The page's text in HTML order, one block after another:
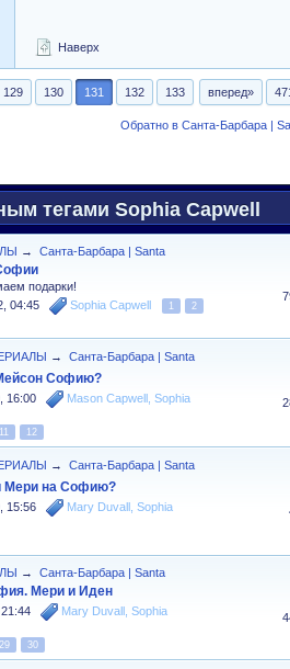
Наверх
129 130 131 132 133 вперед»
Обратно в Санта-Барбара |
тегами Sophia Capwell
→
Санта-Барбара | Santa
подарки!
04:45 Sophia Capwell 1
2
→
Санта-Барбара | Santa
Софию?
16:00 Mason Capwell ,Sophia
11 12
→
Санта-Барбара | Santa
Мери на Софию?
15:56 Mary Duvall ,Sophia
→
Санта-Барбара | Santa
Мери и Иден
Mary Duvall ,Sophia
29 30